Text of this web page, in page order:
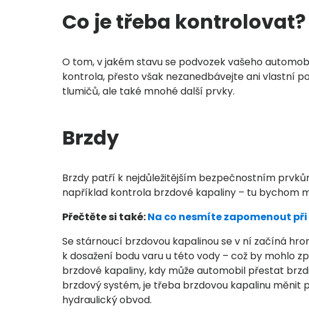
Co je třeba kontrolovat?
O tom, v jakém stavu se podvozek vašeho
kontrola, přesto však nezanedbávejte ani vlastní
tlumičů, ale také mnohé další prvky.
Brzdy
Brzdy patří k nejdůležitějším bezpečnostním
například kontrola brzdové kapaliny – tu bychom
Přečtěte si také:Na co nesmíte zapomenout
Se stárnoucí brzdovou kapalinou se v ní začíná
k dosažení bodu varu u této vody – což by mohlo
brzdové kapaliny, kdy může automobil přestat
brzdový systém, je třeba brzdovou kapalinu měnit
hydraulický obvod.